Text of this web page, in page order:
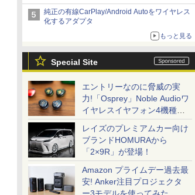
純正の有線CarPlay/Android Autoをワイヤレス
化するアダプタ
もっと見る
Special Site
エントリーなのに脅威の実
力!「Osprey」Noble Audioワ
イヤレスイヤフォン4機種を
一気に聴く
レイズのプレミアムカー向け
ブランドHOMURAから
「2×9R」が登場！
Amazon プライムデー過去最
安! Anker注目プロジェクタ